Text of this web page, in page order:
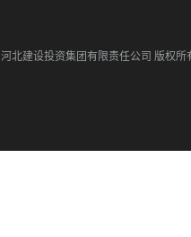
河北建设投资集团有限责任公司 版权所